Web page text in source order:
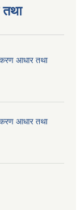
आधार तथा
आधार तथा